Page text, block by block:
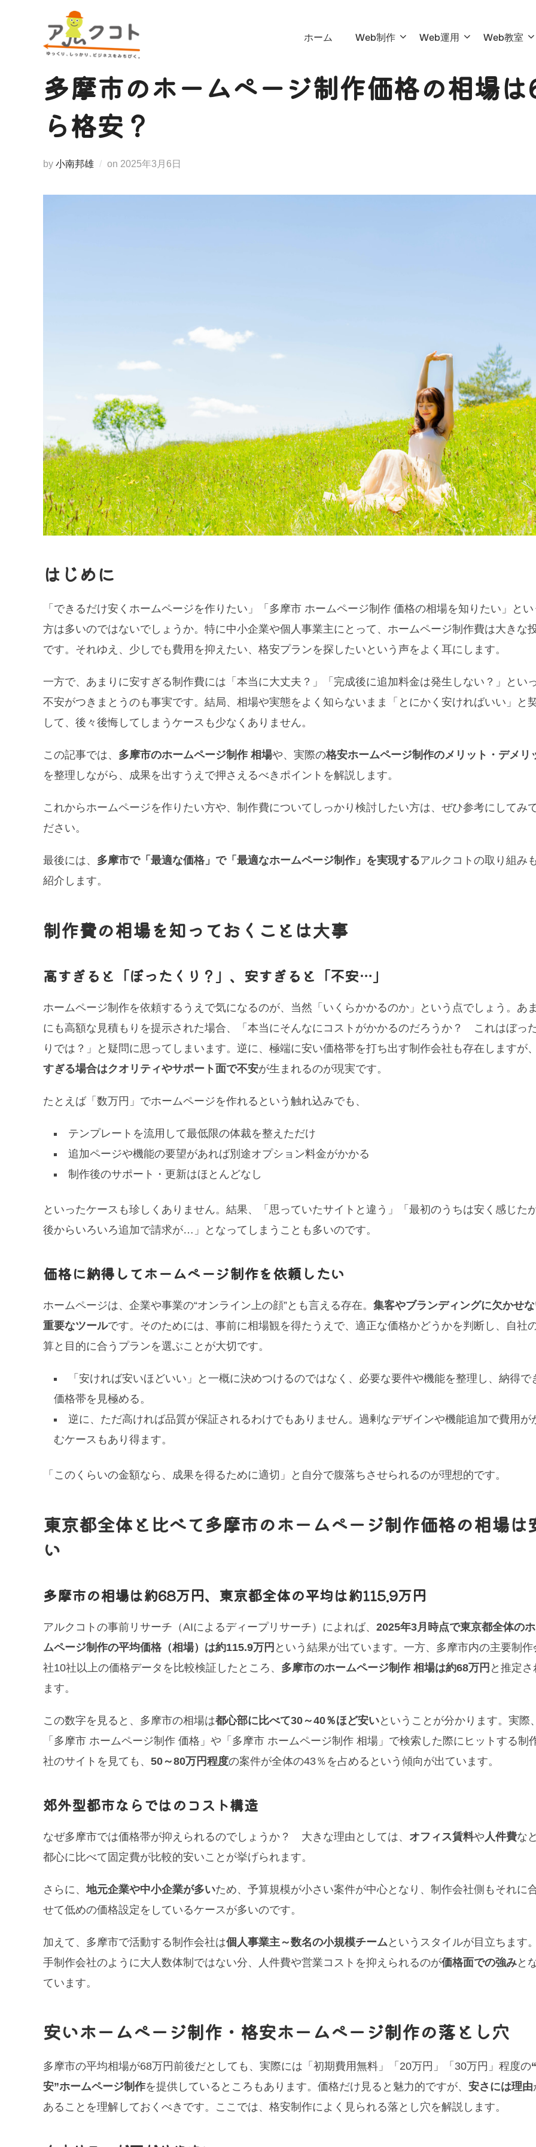
ホーム Web制作 Web運用 Web教室
多摩市のホームページ制作価格の相場
ら格安？
by 小南邦雄 on 投
日:
2025年3月6日
はじめに
「できるだけ安くホームページを作りたい」「多摩市 ホームページ制作 価格の相場を知りたい」とい
方は多いのではないでしょうか。特に中小企業や個人事業主にとって、ホームページ制作費は大きな
です。それゆえ、少しでも費用を抑えたい、格安プランを探したいという声をよく耳にします。
一方で、あまりに安すぎる制作費には「本当に大丈夫？」「完成後に追加料金は発生しない？」とい
不安がつきまとうのも事実です。結局、相場や実態をよく知らないまま「とにかく安ければいい」と
して、後々後悔してしまうケースも少なくありません。
この記事では、 多摩市のホームページ制作 相場や、実際の格安ホームページ制作のメリット・デメリ
を整理しながら、成果を出すうえで押さえるべきポイントを解説します。
これからホームページを作りたい方や、制作費についてしっかり検討したい方は、ぜひ参考にしてみ
ださい。
最後には、 多摩市で「最適な価格」で「最適なホームページ制作」を実現するアルクコトの取り組み
紹介します。
制作費の相場を知っておくことは大事
高すぎると「ぼったくり？」、安すぎると「不安…」
ホームページ制作を依頼するうえで気になるのが、当然「いくらかかるのか」という点でしょう。あ
にも高額な見積もりを提示された場合、「本当にそんなにコストがかかるのだろうか？ これはぼっ
りでは？」と疑問に思ってしまいます。逆に、極端に安い価格帯を打ち出す制作会社も存在しますが、
すぎる場合はクオリティやサポート面で不安が生まれるのが現実です。
たとえば「数万円」でホームページを作れるという触れ込みでも、
テンプレートを流用して最低限の体裁を整えただけ
追加ページや機能の要望があれば別途オプション料金がかかる
制作後のサポート・更新はほとんどなし
といったケースも珍しくありません。結果、「思っていたサイトと違う」「最初のうちは安く感じたが
後からいろいろ追加で請求が…」となってしまうことも多いのです。
価格に納得してホームページ制作を依頼したい
ホームページは、企業や事業の“オンライン上の顔”とも言える存在。 集客やブランディングに欠かせ
重要なツールです。そのためには、事前に相場観を得たうえで、適正な価格かどうかを判断し、自社
算と目的に合うプランを選ぶことが大切です。
「安ければ安いほどいい」と一概に決めつけるのではなく、必要な要件や機能を整理し、納得で
価格帯を見極める。
逆に、ただ高ければ品質が保証されるわけでもありません。過剰なデザインや機能追加で費用が
むケースもあり得ます。
「このくらいの金額なら、成果を得るために適切」と自分で腹落ちさせられるのが理想的です。
東京都全体と比べて多摩市のホームページ制作価格の相場は
い
多摩市の相場は約68万円、東京都全体の平均は約115.9万円
アルクコトの事前リサーチ（AIによるディープリサーチ）によれば、 2025年3月時点で東京都全体の
ムページ制作の平均価格（相場）は約115.9万円 という結果が出ています。一方、多摩市内の主要制作
社10社以上の価格データを比較検証したところ、 多摩市のホームページ制作 相場は約68万円 と推定さ
ます。
この数字を見ると、多摩市の相場は都心部に比べて30～40％ほど安いということが分かります。実際、
「多摩市 ホームページ制作 価格」や「多摩市 ホームページ制作 相場」で検索した際にヒットする制
社のサイトを見ても、 50～80万円程度の案件が全体の43％を占めるという傾向が出ています。
郊外型都市ならではのコスト構造
なぜ多摩市では価格帯が抑えられるのでしょうか？ 大きな理由としては、 オフィス賃料や 人件費な
都心に比べて固定費が比較的安いことが挙げられます。
さらに、地元企業や中小企業が多いため、予算規模が小さい案件が中心となり、制作会社側もそれに
せて低めの価格設定をしているケースが多いのです。
加えて、多摩市で活動する制作会社は個人事業主～数名の小規模チーム というスタイルが目立ちます
手制作会社のように大人数体制ではない分、人件費や営業コストを抑えられるのが価格面での強みと
ています。
安いホームページ制作・格安ホームページ制作の落とし穴
多摩市の平均相場が68万円前後だとしても、実際には「初期費用無料」「20万円」「30万円」程度の
安”ホームページ制作を提供しているところもあります。価格だけ見ると魅力的ですが、 安さには理由
あることを理解しておくべきです。ここでは、格安制作によく見られる落とし穴を解説します。